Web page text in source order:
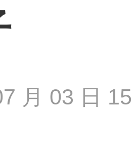
月 03 日